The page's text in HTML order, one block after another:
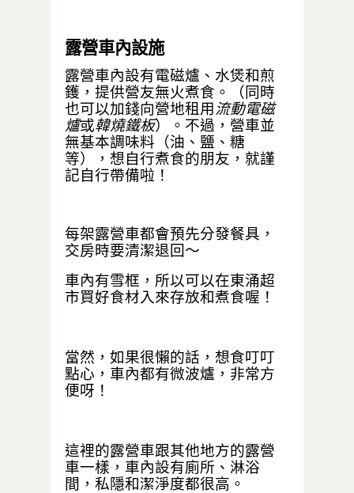
露營車內設施
露營車內設有電磁爐、水煲和煎
鑊，提供營友無火煮食。（同時
也可以加錢向營地租用 流動電磁
爐或韓燒鐵板）。不過，營車並
無基本調味料（油、鹽、糖
等），想自行煮食的朋友，就謹
記自行帶備啦！
每架露營車都會預先分發餐具，
交房時要清潔退回～
車內有雪框，所以可以在東涌超
市買好食材入來存放和煮食喔！
當然，如果很懶的話，想食叮叮
點心，車內都有微波爐，非常方
便呀！
這裡的露營車跟其他地方的露營
車一樣，車內設有廁所、淋浴
間，私隱和潔淨度都很高。